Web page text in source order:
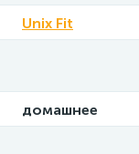
Unix Fit
домашнее